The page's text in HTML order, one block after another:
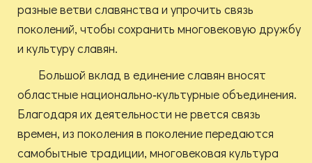
разные ветви славянства и упрочить связь
поколений, чтобы сохранить многовековую дружбу
и культуру славян.
Большой вклад в единение славян вносят
областные национально‑культурные объединения.
Благодаря их деятельности не рвется связь
времен, из поколения в поколение передаются
самобытные традиции, многовековая культура